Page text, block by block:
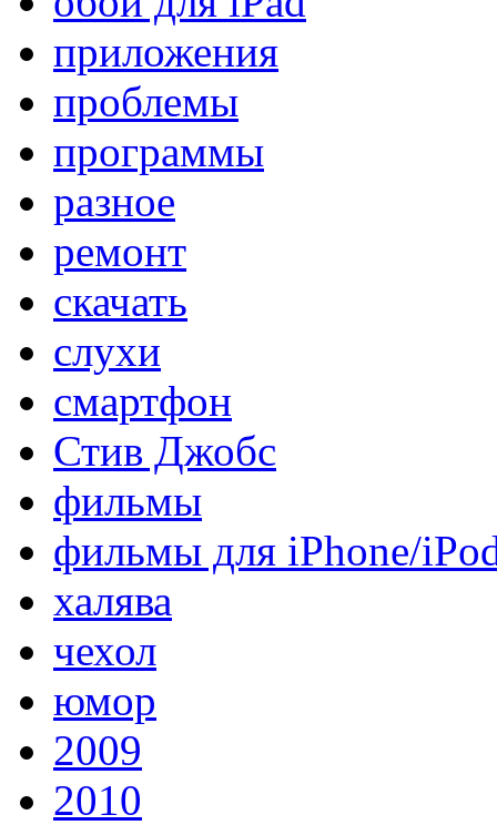
приложения
проблемы
программы
разное
ремонт
скачать
слухи
смартфон
Стив Джобс
фильмы
фильмы для iPhone/
халява
чехол
юмор
2009
2010